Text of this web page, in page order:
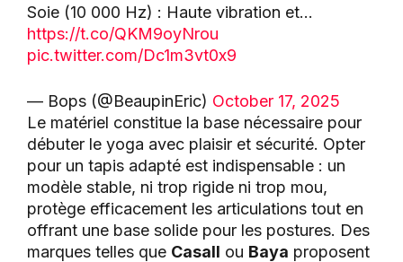
Soie (10 000 Hz) : Haute vibration et…
https://t.co/QKM9oyNrou
pic.twitter.com/Dc1m3vt0x9
— Bops (@BeaupinEric) October 17, 2025
Le matériel constitue la base nécessaire pour
débuter le yoga avec plaisir et sécurité. Opter
pour un tapis adapté est indispensable : un
modèle stable, ni trop rigide ni trop mou,
protège efficacement les articulations tout en
offrant une base solide pour les postures. Des
marques telles que Casall ou Baya proposent